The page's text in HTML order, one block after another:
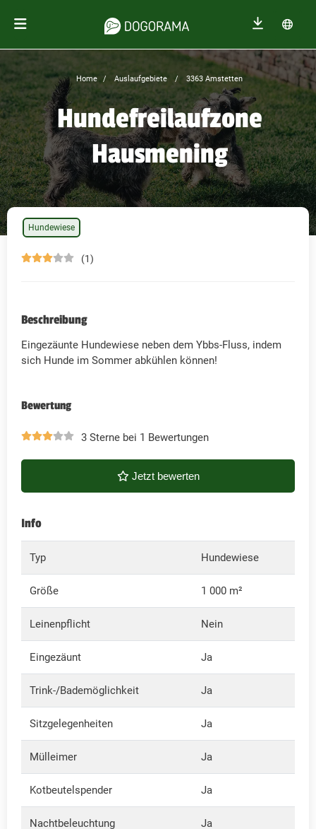
Home Auslaufgebiete 3363 Amstetten
Hundefreilaufzone
Hausmening
(1)
Hundewiese
Beschreibung
Eingezäunte Hundewiese neben dem Ybbs-Fluss, indem
sich Hunde im Sommer abkühlen können!
Bewertung
3 Sterne bei 1 Bewertungen
Jetzt bewerten
Info
Typ Hundewiese
Größe 1 000 m²
Leinenpflicht Nein
Eingezäunt Ja
Trink-/Bademöglichkeit Ja
Sitzgelegenheiten Ja
Mülleimer Ja
Kotbeutelspender Ja
Nachtbeleuchtung Ja